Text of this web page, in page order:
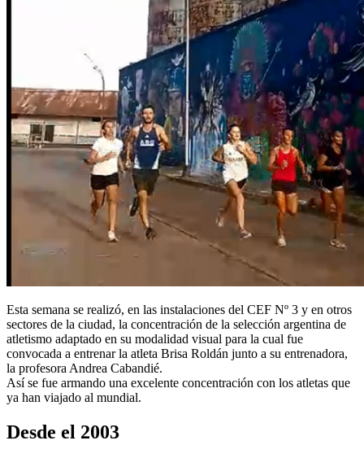
Esta semana se realizó, en las instalaciones del CEF Nº 3 y en otros
sectores de la ciudad, la concentración de la selección argentina de
atletismo adaptado en su modalidad visual para la cual fue
convocada a entrenar la atleta Brisa Roldán junto a su entrenadora,
la profesora Andrea Cabandié.
Así se fue armando una excelente concentración con los atletas que
ya han viajado al mundial.
Desde el 2003